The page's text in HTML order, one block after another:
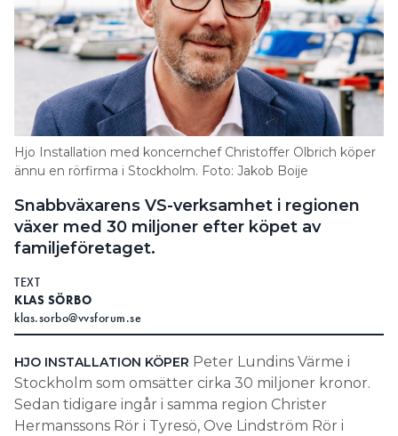
Läs E-tidningen
Om tidningen
Kontakt
Information om GDPR
Search for:
SEARCH
Hjo Installation med koncernchef Christoffer Olbrich köper
ännu en rörfirma i Stockholm. Foto: Jakob Boije
Snabbväxarens VS-verksamhet i regionen
växer med 30 miljoner efter köpet av
familjeföretaget.
TEXT
KLAS SÖRBO
klas.sorbo@vvsforum.se
HJO INSTALLATION KÖPER Peter Lundins Värme i
Stockholm som omsätter cirka 30 miljoner kronor.
Sedan tidigare ingår i samma region Christer
Hermanssons Rör i Tyresö, Ove Lindström Rör i